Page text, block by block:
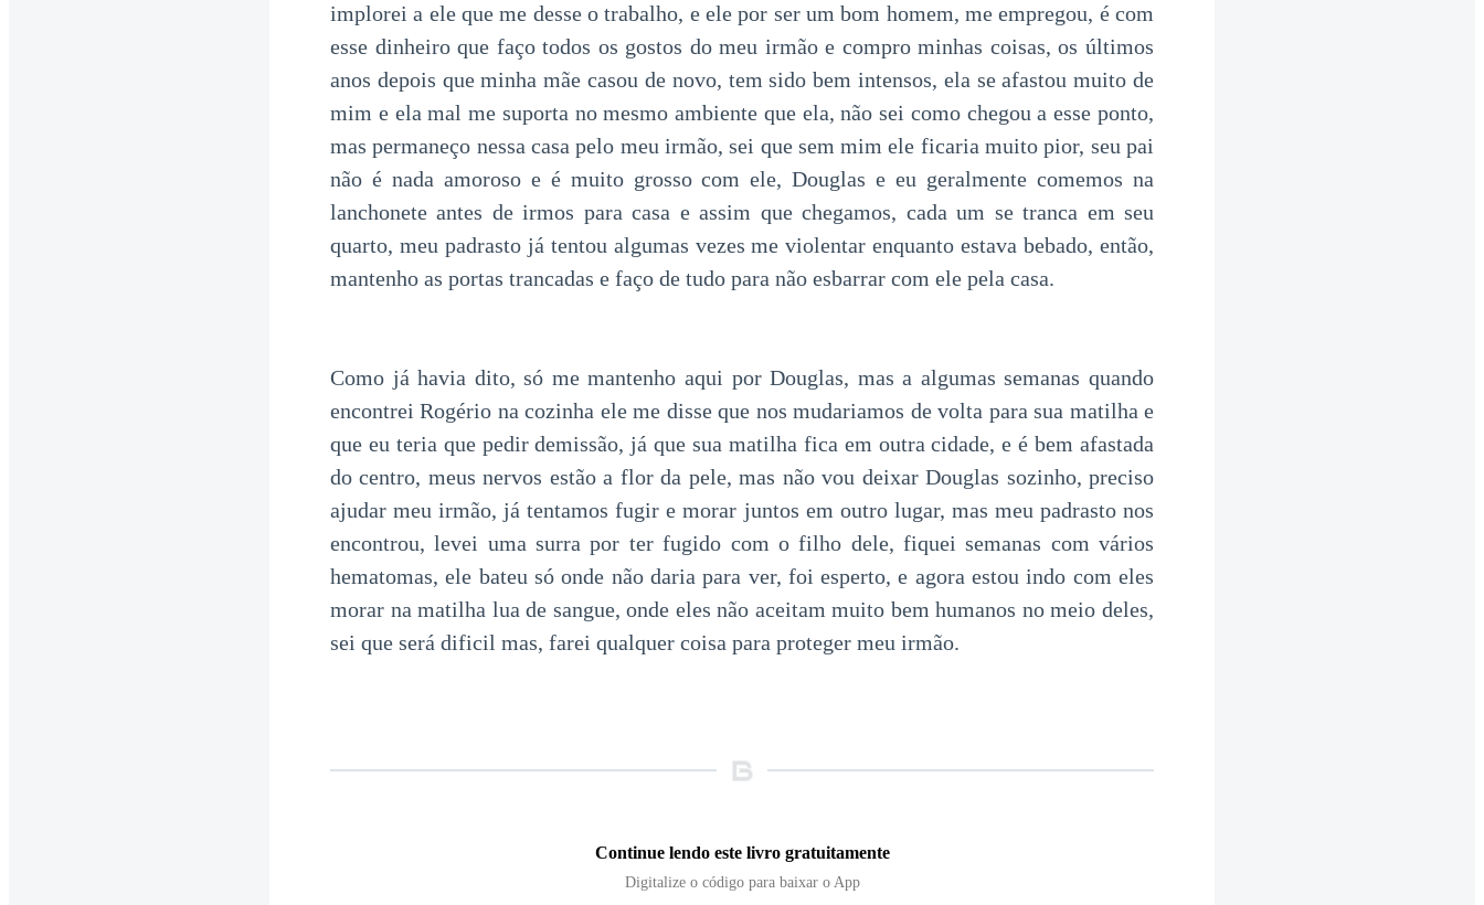
implorei a ele que me desse o trabalho, e ele por ser um bom homem, me empregou, é com
esse dinheiro que faço todos os gostos do meu irmão e compro minhas coisas, os últimos
anos depois que minha mãe casou de novo, tem sido bem intensos, ela se afastou muito de
mim e ela mal me suporta no mesmo ambiente que ela, não sei como chegou a esse ponto,
mas permaneço nessa casa pelo meu irmão, sei que sem mim ele ficaria muito pior, seu pai
não é nada amoroso e é muito grosso com ele, Douglas e eu geralmente comemos na
lanchonete antes de irmos para casa e assim que chegamos, cada um se tranca em seu
quarto, meu padrasto já tentou algumas vezes me violentar enquanto estava bebado, então,
mantenho as portas trancadas e faço de tudo para não esbarrar com ele pela casa.
Como já havia dito, só me mantenho aqui por Douglas, mas a algumas semanas quando
encontrei Rogério na cozinha ele me disse que nos mudariamos de volta para sua matilha e
que eu teria que pedir demissão, já que sua matilha fica em outra cidade, e é bem afastada
do centro, meus nervos estão a flor da pele, mas não vou deixar Douglas sozinho, preciso
ajudar meu irmão, já tentamos fugir e morar juntos em outro lugar, mas meu padrasto nos
encontrou, levei uma surra por ter fugido com o filho dele, fiquei semanas com vários
hematomas, ele bateu só onde não daria para ver, foi esperto, e agora estou indo com eles
morar na matilha lua de sangue, onde eles não aceitam muito bem humanos no meio deles,
sei que será dificil mas, farei qualquer coisa para proteger meu irmão.
Continue lendo este livro gratuitamente
Digitalize o código para baixar o App